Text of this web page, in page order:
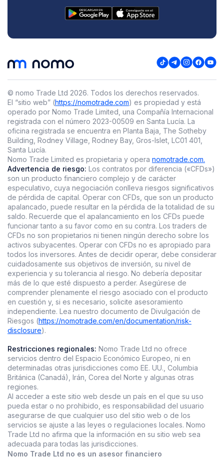
© nomo Trade Ltd 2026. Todos los derechos reservados.
El “sitio web” (https://nomotrade.com) es propiedad y está
operado por Nomo Trade Limited, una Compañía Internacional
registrada con el número 2023-00509 en Santa Lucía. La
oficina registrada se encuentra en Planta Baja, The Sotheby
Building, Rodney Village, Rodney Bay, Gros-Islet, LC01 401,
Santa Lucía.
Nomo Trade Limited es propietaria y opera nomotrade.com.
Advertencia de riesgo: Los contratos por diferencia («CFDs»)
son un producto financiero complejo y de carácter
especulativo, cuya negociación conlleva riesgos significativos
de pérdida de capital. Operar con CFDs, que son un producto
apalancado, puede resultar en la pérdida de la totalidad de su
saldo. Recuerde que el apalancamiento en los CFDs puede
funcionar tanto a su favor como en su contra. Los traders de
CFDs no son propietarios ni tienen ningún derecho sobre los
activos subyacentes. Operar con CFDs no es apropiado para
todos los inversores. Antes de decidir operar, debe considerar
cuidadosamente sus objetivos de inversión, su nivel de
experiencia y su tolerancia al riesgo. No debería depositar
más de lo que esté dispuesto a perder. Asegúrese de
comprender plenamente el riesgo asociado con el producto
en cuestión y, si es necesario, solicite asesoramiento
independiente. Lea nuestro documento de Divulgación de
Riesgos (https://nomotrade.com/en/documentation/risk-
disclosure).
Restricciones regionales: Nomo Trade Ltd no ofrece
servicios dentro del Espacio Económico Europeo, ni en
determinadas otras jurisdicciones como EE. UU., Columbia
Británica (Canadá), Irán, Corea del Norte y algunas otras
regiones.
Al acceder a este sitio web desde un país en el que su uso
pueda estar o no prohibido, es responsabilidad del usuario
asegurarse de que cualquier uso del sitio web o de los
servicios se ajuste a las leyes o regulaciones locales. Nomo
Trade Ltd no afirma que la información en su sitio web sea
adecuada para todas las jurisdicciones.
Nomo Trade Ltd no es un asesor financiero